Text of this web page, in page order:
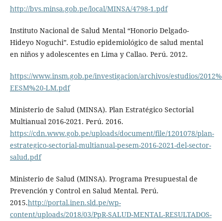
http://bvs.minsa.gob.pe/local/MINSA/4798-1.pdf
Instituto Nacional de Salud Mental “Honorio Delgado-
Hideyo Noguchi”. Estudio epidemiológico de salud mental
en niños y adolescentes en Lima y Callao. Perú. 2012.
https://www.insm.gob.pe/investigacion/archivos/estudios/
EESM%20-LM.pdf
Ministerio de Salud (MINSA). Plan Estratégico Sectorial
Multianual 2016-2021. Perú. 2016.
https://cdn.www.gob.pe/uploads/document/file/1201078/plan-
estrategico-sectorial-multianual-pesem-2016-2021-del-sector-
salud.pdf
Ministerio de Salud (MINSA). Programa Presupuestal de
Prevención y Control en Salud Mental. Perú.
2015.http://portal.inen.sld.pe/wp-
content/uploads/2018/03/PpR-SALUD-MENTAL-RESULTADOS-